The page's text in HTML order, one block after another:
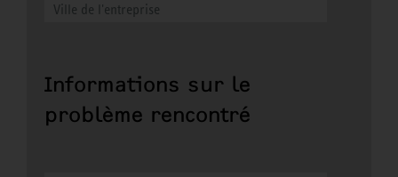
Informations sur le
problème rencontré